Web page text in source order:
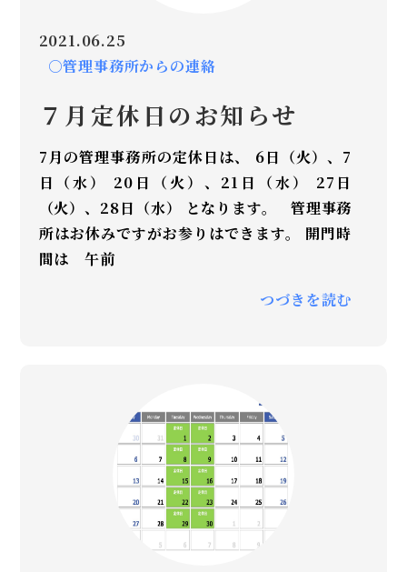
2021.06.25
○管理事務所からの連絡
７月定休日のお知らせ
7月の管理事務所の定休日は、 6日（火）、7
日（水） 20日（火）、21日（水） 27日
（火）、28日（水） となります。 管理事務
所はお休みですがお参りはできます。 開門時
間は 午前
つづきを読む